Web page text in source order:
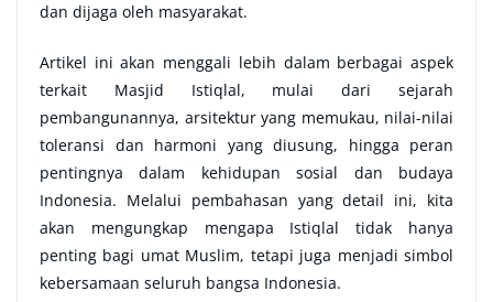
dan dijaga oleh masyarakat.
Artikel ini akan menggali lebih dalam berbagai aspek
terkait Masjid Istiqlal, mulai dari sejarah
pembangunannya, arsitektur yang memukau, nilai-nilai
toleransi dan harmoni yang diusung, hingga peran
pentingnya dalam kehidupan sosial dan budaya
Indonesia. Melalui pembahasan yang detail ini, kita
akan mengungkap mengapa Istiqlal tidak hanya
penting bagi umat Muslim, tetapi juga menjadi simbol
kebersamaan seluruh bangsa Indonesia.